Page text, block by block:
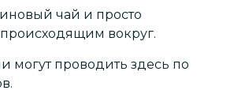
чай и просто
вокруг.
могут проводить здесь по